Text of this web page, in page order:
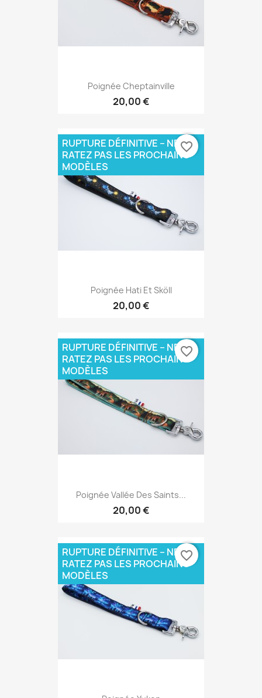
Poignée Cheptainville
20,00 €
Poignée Hati Et Sköll
20,00 €
RUPTURE DÉFINITIVE – NE
RATEZ PAS LES PROCHAINS
MODÈLES
favorite_border
Poignée Vallée Des Saints...
20,00 €
RUPTURE DÉFINITIVE – NE
RATEZ PAS LES PROCHAINS
MODÈLES
favorite_border
RUPTURE DÉFINITIVE – NE
RATEZ PAS LES PROCHAINS
MODÈLES
favorite_border